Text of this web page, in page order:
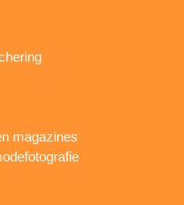
magazines